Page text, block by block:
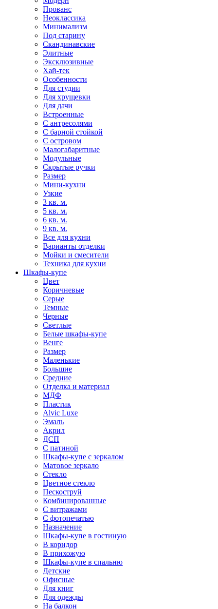
Прованс
Неоклассика
Минимализм
Под старину
Скандинавские
Элитные
Эксклюзивные
Хай-тек
Особенности
Для студии
Для хрущевки
Для дачи
Встроенные
С антресолями
С барной стойкой
С островом
Малогабаритные
Модульные
Скрытые ручки
Размер
Мини-кухни
Узкие
3 кв. м.
5 кв. м.
6 кв. м.
9 кв. м.
Все для кухни
Варианты отделки
Мойки и смесители
Техника для кухни
Шкафы-купе
Цвет
Коричневые
Серые
Темные
Черные
Светлые
Белые шкафы-купе
Венге
Размер
Маленькие
Большие
Средние
Отделка и материал
МДФ
Пластик
Alvic Luxe
Эмаль
Акрил
ДСП
С патиной
Шкафы-купе с зеркалом
Матовое зеркало
Стекло
Цветное стекло
Пескоструй
Комбинированные
С витражами
С фотопечатью
Назначение
Шкафы-купе в гостиную
В коридор
В прихожую
Шкафы-купе в спальню
Детские
Офисные
Для книг
Для одежды
На балкон